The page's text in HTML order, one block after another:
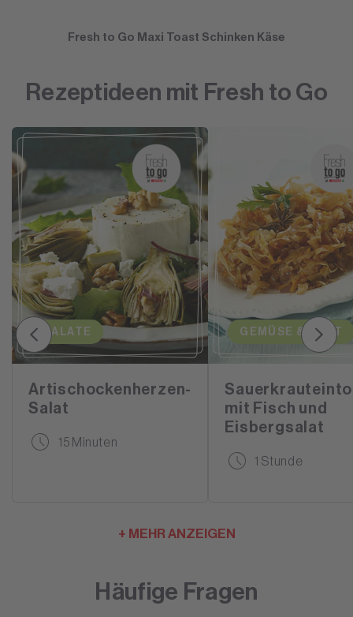
Fresh to Go Maxi Toast Schinken Käse
Rezeptideen mit Fresh to Go
SALATE
Artischockenherzen-
Salat
15 Minuten
GEMÜSE & OBST
mit Fisch und
Eisbergsalat
1 Stunde
+ MEHR ANZEIGEN
Häufige Fragen